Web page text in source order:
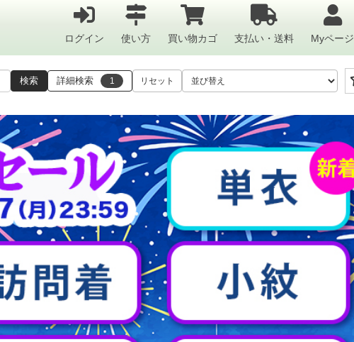
ログイン 使い方 買い物カゴ 支払い・送料 Myページ
検索 詳細検索 1 リセット